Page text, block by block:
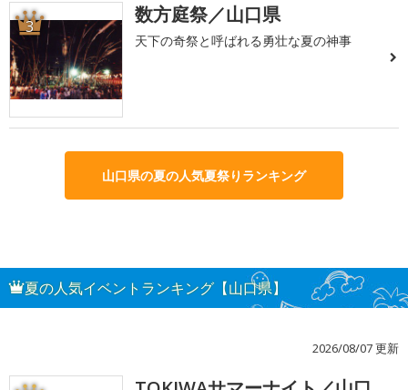
3 数方庭祭／山口県
天下の奇祭と呼ばれる勇壮な夏の神事
山口県の夏の人気夏祭りランキング
夏の人気イベントランキング【山口県】
2026/08/07 更新